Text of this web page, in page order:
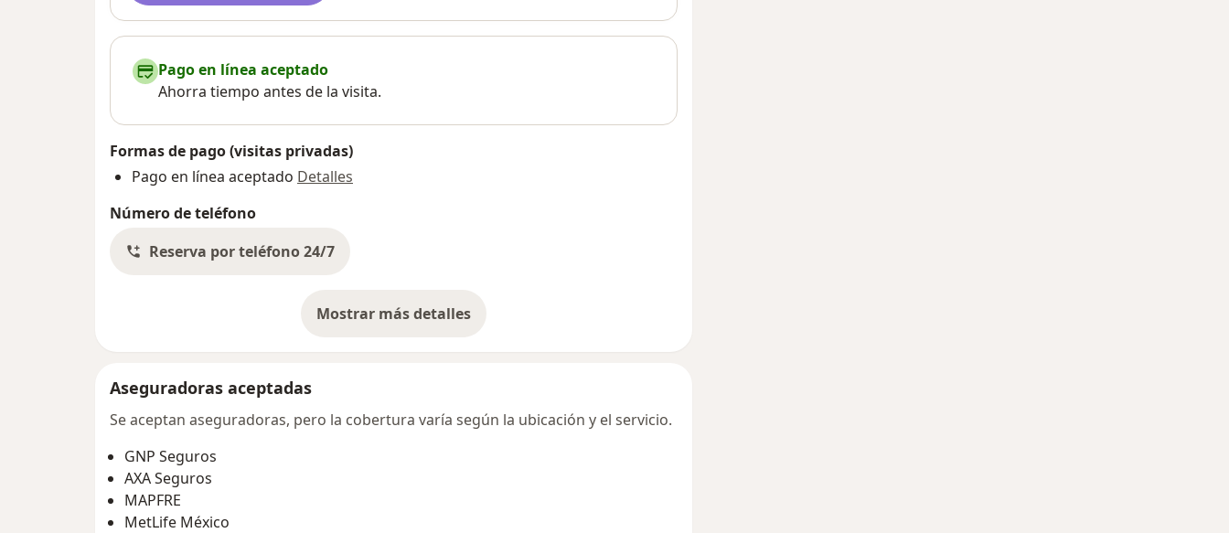
Pago en línea aceptado
Ahorra tiempo antes de la visita.
Formas de pago (visitas privadas)
Pago en línea aceptado Detalles
Número de teléfono
Reserva por teléfono 24/7
Mostrar más detalles
sobre la dirección
Aseguradoras aceptadas
Se aceptan aseguradoras, pero la cobertura varía según la ubicación y el servicio.
GNP Seguros
AXA Seguros
MAPFRE
MetLife México